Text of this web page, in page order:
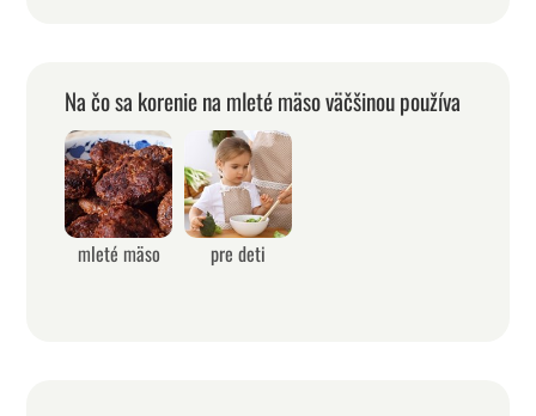
Na čo sa korenie na mleté mäso väčšinou používa
mleté mäso pre deti